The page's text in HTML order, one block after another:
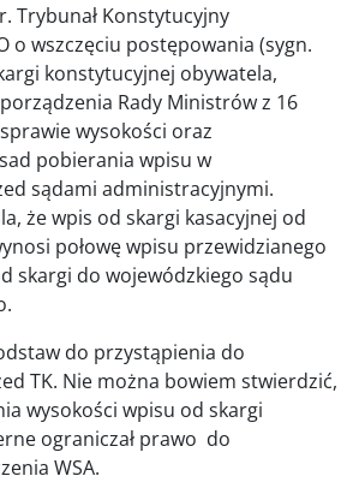
Trybunał Konstytucyjny
o wszczęciu postępowania (sygn.
konstytucyjnej obywatela,
Rady Ministrów z 16
wysokości oraz
pobierania wpisu w
sądami administracyjnymi.
że wpis od skargi kasacyjnej od
połowę wpisu przewidzianego
skargi do wojewódzkiego sądu
do przystąpienia do
TK. Nie można bowiem stwierdzić,
wysokości wpisu od skargi
ograniczał prawo do
WSA.